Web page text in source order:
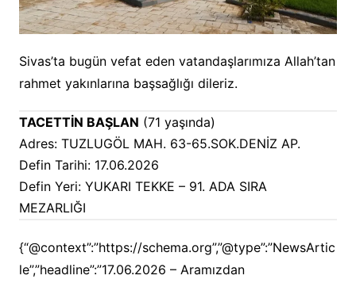
Sivas’ta bugün vefat eden vatandaşlarımıza Allah’tan
rahmet yakınlarına başsağlığı dileriz.
TACETTİN BAŞLAN (71 yaşında)
Adres: TUZLUGÖL MAH. 63-65.SOK.DENİZ AP.
Defin Tarihi: 17.06.2026
Defin Yeri: YUKARI TEKKE – 91. ADA SIRA
MEZARLIĞI
{“@context”:”https://schema.org”,”@type”:”NewsArtic
le”,”headline”:”17.06.2026 – Aramızdan